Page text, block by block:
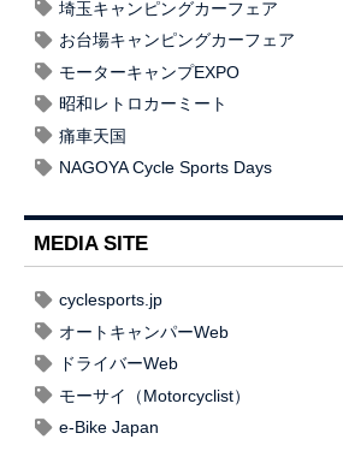
埼玉キャンピングカーフェア
お台場キャンピングカーフェア
モーターキャンプEXPO
昭和レトロカーミート
痛車天国
NAGOYA Cycle Sports Days
MEDIA SITE
cyclesports.jp
オートキャンパーWeb
ドライバーWeb
モーサイ（Motorcyclist）
e-Bike Japan